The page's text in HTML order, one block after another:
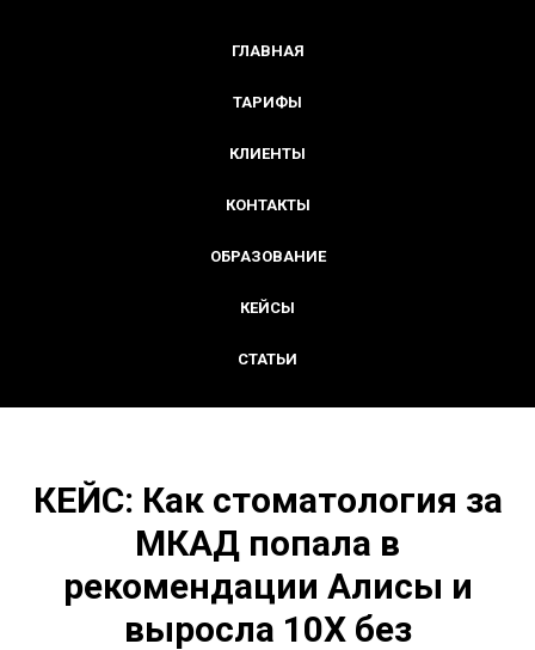
ГЛАВНАЯ
ТАРИФЫ
КЛИЕНТЫ
КОНТАКТЫ
ОБРАЗОВАНИЕ
КЕЙСЫ
СТАТЬИ
КЕЙС: Как стоматология за
МКАД попала в
рекомендации Алисы и
выросла 10Х без